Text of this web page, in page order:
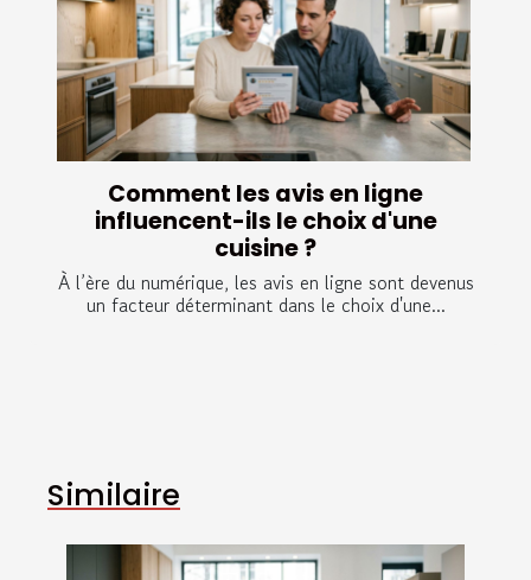
Comment les avis en ligne
influencent-ils le choix d'une
cuisine ?
À l’ère du numérique, les avis en ligne sont devenus
un facteur déterminant dans le choix d'une...
Similaire